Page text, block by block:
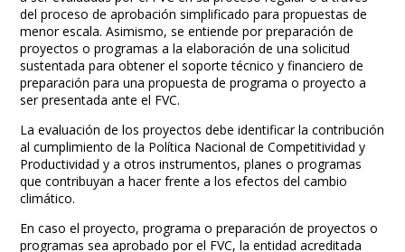
del proceso de aprobación simplificado para propuestas de
menor escala. Asimismo, se entiende por preparación de
proyectos o programas a la elaboración de una solicitud
sustentada para obtener el soporte técnico y financiero de
preparación para una propuesta de programa o proyecto a
ser presentada ante el FVC.
La evaluación de los proyectos debe identificar la contribución
al cumplimiento de la Política Nacional de Competitividad y
Productividad y a otros instrumentos, planes o programas
que contribuyan a hacer frente a los efectos del cambio
climático.
En caso el proyecto, programa o preparación de proyectos o
programas sea aprobado por el FVC, la entidad acreditada